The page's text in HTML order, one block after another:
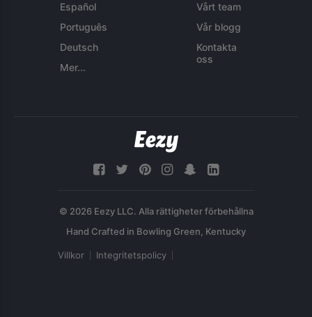
Español
Português
Deutsch
Mer...
Vårt team
Vår blogg
Kontakta
oss
© 2026 Eezy LLC. Alla rättigheter förbehållna
Villkor Integritetspolicy